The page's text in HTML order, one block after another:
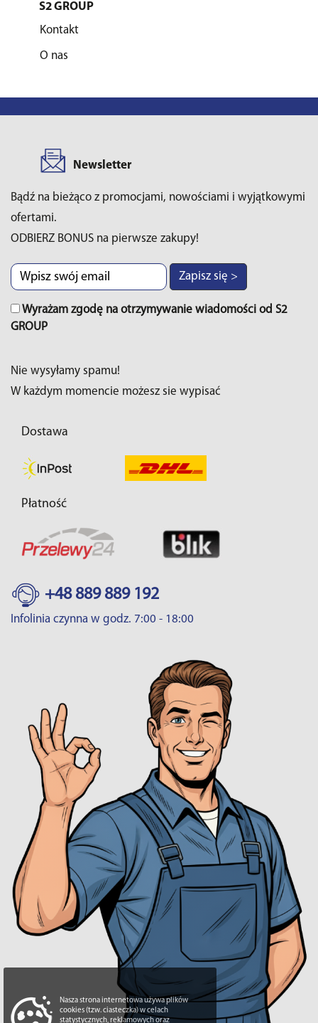
S2 GROUP
Kontakt
O nas
Newsletter
Bądź na bieżąco z promocjami, nowościami i wyjątkowymi
ofertami.
ODBIERZ BONUS na pierwsze zakupy!
Zapisz się >
Wyrażam zgodę na otrzymywanie wiadomości od S2
GROUP
Nie wysyłamy spamu!
W każdym momencie możesz sie wypisać
Dostawa
Płatność
+48 889 889 192
Infolinia czynna w godz. 7:00 - 18:00
Nasza strona internetowa używa plików
cookies (tzw. ciasteczka) w celach
statystycznych, reklamowych oraz